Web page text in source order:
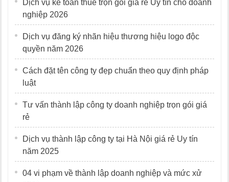
Dịch vụ kế toán thuế trọn gói giá rẻ Uy tín cho doanh
nghiệp 2026
Dịch vụ đăng ký nhãn hiệu thương hiệu logo độc
quyền năm 2026
Cách đặt tên công ty đẹp chuẩn theo quy định pháp
luật
Tư vấn thành lập công ty doanh nghiệp trọn gói giá
rẻ
Dịch vụ thành lập công ty tại Hà Nội giá rẻ Uy tín
năm 2025
04 vi phạm về thành lập doanh nghiệp và mức xử